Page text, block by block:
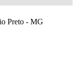
Preto - MG